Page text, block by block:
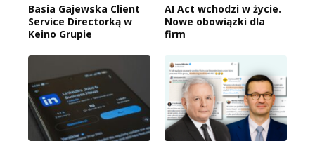
Basia Gajewska Client
Service Directorką w
Keino Grupie
AI Act wchodzi w życie.
Nowe obowiązki dla
firm